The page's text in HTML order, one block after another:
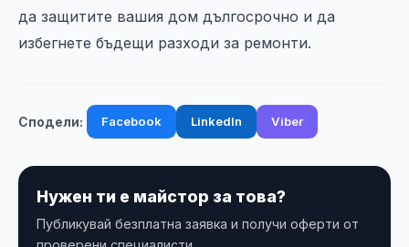
да защитите вашия дом дългосрочно и да
избегнете бъдещи разходи за ремонти.
Сподели: Facebook LinkedIn Viber
Нужен ти е майстор за това?
Публикувай безплатна заявка и получи оферти от